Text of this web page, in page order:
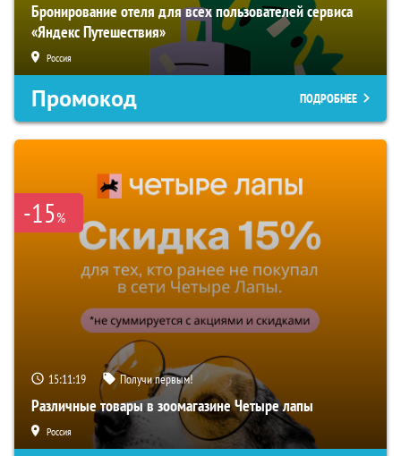
Бронирование отеля для всех пользователей сервиса
«Яндекс Путешествия»
Россия
Промокод ПОДРОБНЕЕ
-15%
15:11:18 Получи первым!
Различные товары в зоомагазине Четыре лапы
Россия